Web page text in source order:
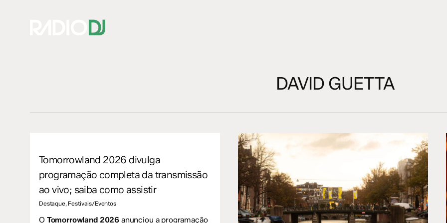
DAVID GUETTA
Tomorrowland 2026 divulga
programação completa da transmissão
ao vivo; saiba como assistir
Destaque, Festivais/Eventos
O Tomorrowland 2026 anunciou a programação